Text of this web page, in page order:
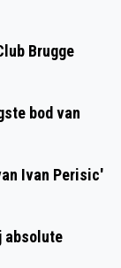
Brugge
bod van
Ivan Perisic'
absolute